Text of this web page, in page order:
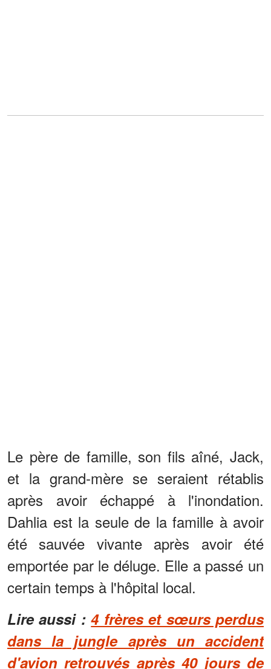
Le père de famille, son fils aîné, Jack,
et la grand-mère se seraient rétablis
après avoir échappé à l'inondation.
Dahlia est la seule de la famille à avoir
été sauvée vivante après avoir été
emportée par le déluge. Elle a passé un
certain temps à l'hôpital local.
Lire aussi :4 frères et sœurs perdus
dans la jungle après un accident
d'avion retrouvés après 40 jours de